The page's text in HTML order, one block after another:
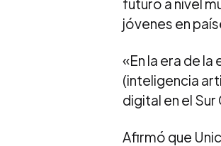
jóvenes en
«En la era de
(inteligencia
digital en el
Afirmó que